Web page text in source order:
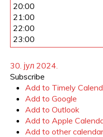
20:00
21:00
22:00
23:00
30. јул 2024.
Subscribe
Add to Timely
Add to Google
Add to Outlook
Add to Apple
Add to other calendar